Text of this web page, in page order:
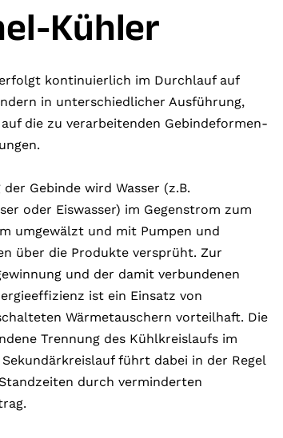
Kühler
kontinuierlich im Durchlauf auf
in unterschiedlicher Ausführung,
die zu verarbeitenden Gebindeformen-
Gebinde wird Wasser (z.B.
oder Eiswasser) im Gegenstrom zum
umgewälzt und mit Pumpen und
über die Produkte versprüht. Zur
und der damit verbundenen
ist ein Einsatz von
Wärmetauschern vorteilhaft. Die
Trennung des Kühlkreislaufs im
führt dabei in der Regel
durch verminderten